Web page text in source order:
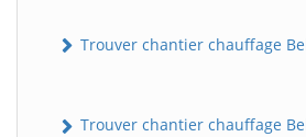
Trouver chantier chauffage
Trouver chantier chauffage